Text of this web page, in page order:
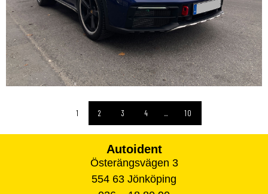
1 2 3 4 ... 10
Autoident
Österängsvägen 3
554 63 Jönköping